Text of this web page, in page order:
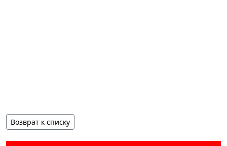
Возврат к списку